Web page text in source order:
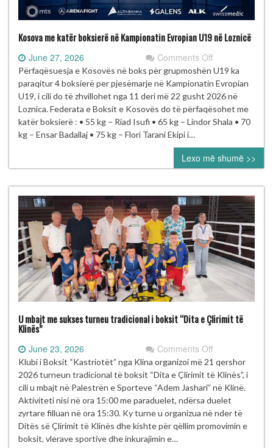
Kosova me katër boksierë në Kampionatin Evropian U19 në Loznicë
June 27, 2026 Comments Offon
Kosova
me
katër
boksierë
në
Evropian
U19
në
Loznicë
Përfaqësuesja e Kosovës në boks për grupmoshën U19 ka
paraqitur 4 boksierë per pjesëmarje në Kampionatin Evropian
U19, i cili do të zhvillohet nga 11 deri më 22 gusht 2026 në
Loznica. Federata e Boksit e Kosovës do të përfaqësohet me
katër boksierë : • 55 kg – Riad Isufi • 65 kg – Lindor Shala • 70
kg – Ensar Badallaj • 75 kg – Flori Tarani Ekipi i…
Lexo më shumë >>
U mbajt me sukses turneu tradicional i boksit “Dita e Çlirimit të
Klinës”
June 23, 2026 Comments Offon
U
mbajt
me
sukses
turneu
tradicional
Klubi i Boksit “Kastriotët” nga Klina organizoi më 21 qershor
2026 turneun tradicional të boksit “Dita e Çlirimit të Klinës”, i
cili u mbajt në Palestrën e Sporteve “Adem Jashari” në Klinë.
Aktiviteti nisi në ora 15:00 me paraduelet, ndërsa duelet
zyrtare filluan në ora 15:30. Ky turne u organizua në nder të
Ditës së Çlirimit të Klinës dhe kishte për qëllim promovimin e
boksit, vlerave sportive dhe inkurajimin e…